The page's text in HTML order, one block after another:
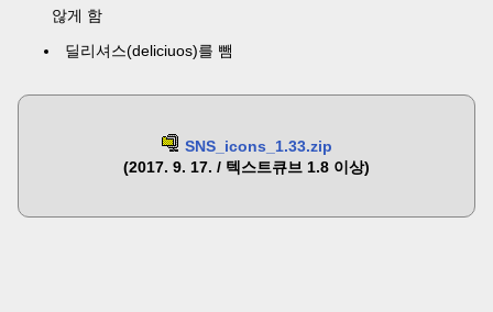
않게 함
딜리셔스(deliciuos)를 뺌
SNS_icons_1.33.zip
(2017. 9. 17. / 텍스트큐브 1.8 이상)